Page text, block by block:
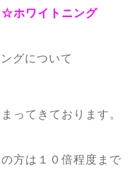
ホワイトニング
ってきております。
方は１０倍程度まで